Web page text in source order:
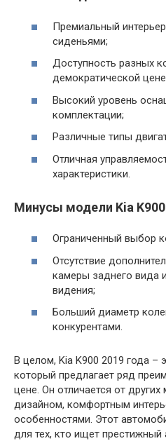
Премиальный
сиденьями;
Доступность разных
демократической
Высокий уровень
комплектации;
Различные типы
Отличная
характеристики.
Минусы модели Kia K900
Ограниченный выбор
Отсутствие
камеры заднего вида
видения;
Больший диаметр
конкурентами.
В целом, Kia K900 2019 года –
который предлагает ряд
цене. Он отличается от
дизайном, комфортным
особенностями. Этот
для тех, кто ищет